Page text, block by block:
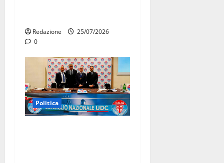
Redazione
25/07/2026
0
Politica